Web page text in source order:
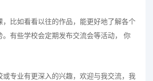
，比如看看以往的作品，能更好地了解各个
。有些学校会定期发布交流会等活动， 你
或专业有更深入的兴趣，欢迎与我交流，我